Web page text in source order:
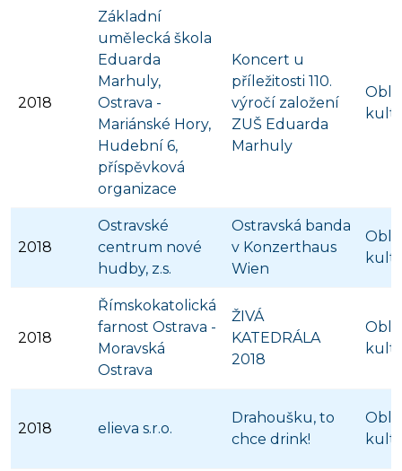
2018
Základní
umělecká škola
Eduarda
Marhuly,
Ostrava -
Mariánské Hory,
Hudební 6,
příspěvková
organizace
Koncert u
příležitosti 110.
výročí založení
ZUŠ Eduarda
Marhuly
2018
Ostravské
centrum nové
hudby, z.s.
Ostravská banda
v Konzerthaus
Wien
2018
Římskokatolická
farnost Ostrava -
Moravská
Ostrava
ŽIVÁ
KATEDRÁLA
2018
2018 elieva s.r.o.
Drahoušku, to
chce drink!